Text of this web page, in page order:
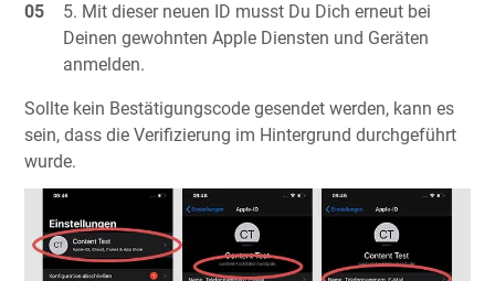
Mit dieser neuen ID musst Du Dich erneut bei
Deinen gewohnten Apple Diensten und Geräten
anmelden.
Sollte kein Bestätigungscode gesendet werden, kann es
sein, dass die Verifizierung im Hintergrund durchgeführt
wurde.